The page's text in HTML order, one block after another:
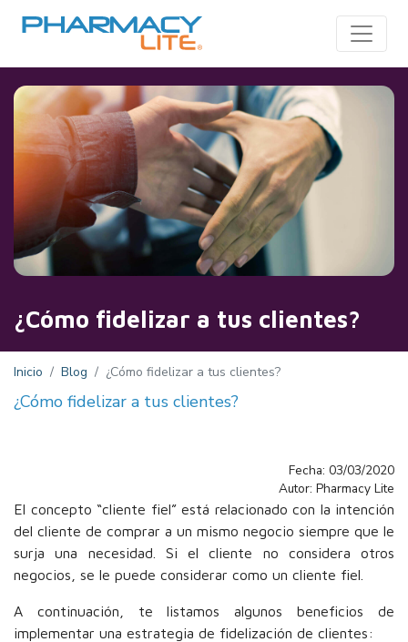
¿Cómo fidelizar a tus clientes?
Inicio Blog ¿Cómo fidelizar a tus clientes?
¿Cómo fidelizar a tus clientes?
Fecha: 03/03/2020
Autor: Pharmacy Lite
El concepto “cliente fiel” está relacionado con la intención
del cliente de comprar a un mismo negocio siempre que le
surja una necesidad. Si el cliente no considera otros
negocios, se le puede considerar como un cliente fiel.
A continuación, te listamos algunos beneficios de
implementar una estrategia de fidelización de clientes: